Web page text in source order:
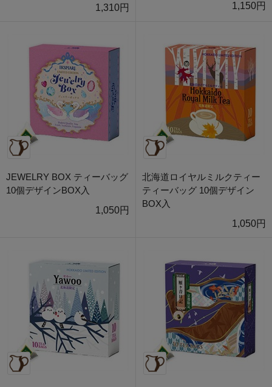
1,310円
1,150円
JEWELRY BOX ティーバッグ
10個デザインBOX入
1,050円
北海道ロイヤルミルクティー
ティーバッグ 10個デザイン
BOX入
1,050円